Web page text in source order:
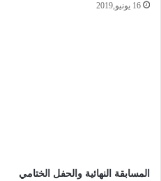
16 يونيو,2019
المسابقة النهائية والحفل الختامي